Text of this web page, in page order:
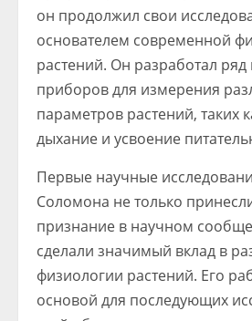
он продолжил свои
основателем современной
растений. Он разработал ряд
приборов для измерения
параметров растений, таких
дыхание и усвоение
Первые научные
Соломона не только
признание в научном
сделали значимый вклад в
физиологии растений. Его
основой для последующих